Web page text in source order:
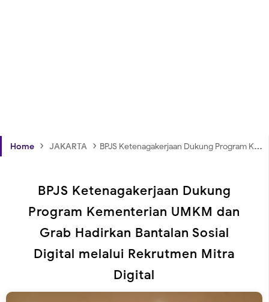
Home › JAKARTA › BPJS Ketenagakerjaan Dukung Program Kementerian UMKM dan Grab Hadirkan Bantalan Sosial Digital melalui Rekrutmen Mitra Digital
BPJS Ketenagakerjaan Dukung
Program Kementerian UMKM dan
Grab Hadirkan Bantalan Sosial
Digital melalui Rekrutmen Mitra
Digital